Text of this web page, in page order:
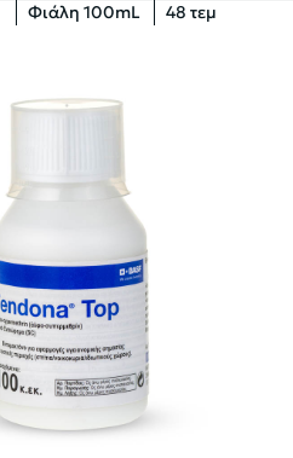
Φιάλη 100mL 48 τεμ